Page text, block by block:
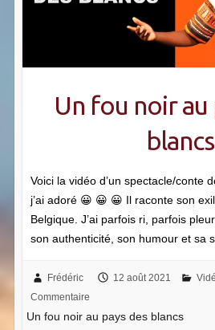
Un fou noir au
blancs
Voici la vidéo d’un spectacle/conte
j’ai adoré 😀 😀 😀 Il raconte son
Belgique. J’ai parfois ri, parfois
son authenticité, son humour et sa
Frédéric 12 août 2021
Commentaire
Un fou noir au pays des blancs